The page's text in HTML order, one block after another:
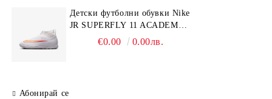
Детски футболни обувки Nike
JR SUPERFLY 11 ACADEMY
€0.00 0.00лв.
Абонирай се